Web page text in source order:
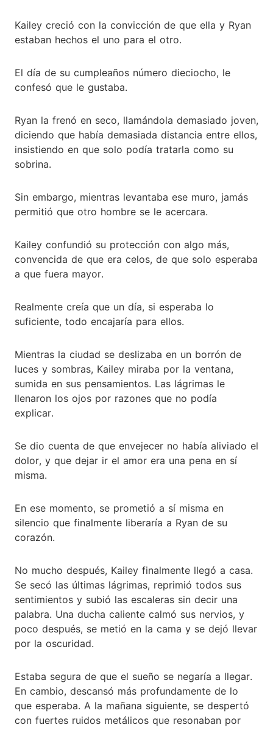
Kailey creció con la convicción de que ella y Ryan
estaban hechos el uno para el otro.
El día de su cumpleaños número dieciocho, le
confesó que le gustaba.
Ryan la frenó en seco, llamándola demasiado joven,
diciendo que había demasiada distancia entre ellos,
insistiendo en que solo podía tratarla como su
sobrina.
Sin embargo, mientras levantaba ese muro, jamás
permitió que otro hombre se le acercara.
Kailey confundió su protección con algo más,
convencida de que era celos, de que solo esperaba
a que fuera mayor.
Realmente creía que un día, si esperaba lo
suficiente, todo encajaría para ellos.
Mientras la ciudad se deslizaba en un borrón de
luces y sombras, Kailey miraba por la ventana,
sumida en sus pensamientos. Las lágrimas le
llenaron los ojos por razones que no podía
explicar.
Se dio cuenta de que envejecer no había aliviado el
dolor, y que dejar ir el amor era una pena en sí
misma.
En ese momento, se prometió a sí misma en
silencio que finalmente liberaría a Ryan de su
corazón.
No mucho después, Kailey finalmente llegó a casa.
Se secó las últimas lágrimas, reprimió todos sus
sentimientos y subió las escaleras sin decir una
palabra. Una ducha caliente calmó sus nervios, y
poco después, se metió en la cama y se dejó llevar
por la oscuridad.
Estaba segura de que el sueño se negaría a llegar.
En cambio, descansó más profundamente de lo
que esperaba. A la mañana siguiente, se despertó
con fuertes ruidos metálicos que resonaban por